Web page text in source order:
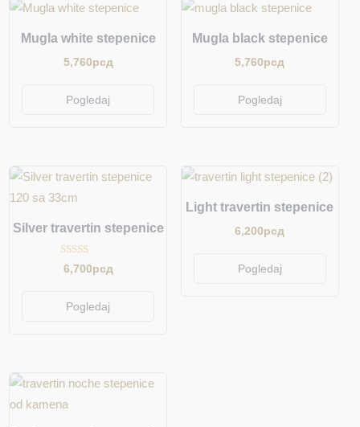
Mugla white stepenice
5,760рсд
Pogledaj
Mugla black stepenice
5,760рсд
Pogledaj
Silver travertin stepenice
Ocenjeno sa
5.00
6,700рсд
Pogledaj
Light travertin stepenice
6,200рсд
Pogledaj